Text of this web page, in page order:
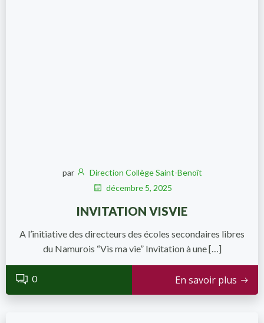
par
Direction Collège Saint-Benoît
décembre 5, 2025
INVITATION VISVIE
A l’initiative des directeurs des écoles secondaires libres
du Namurois “Vis ma vie” Invitation à une […]
0 En savoir plus